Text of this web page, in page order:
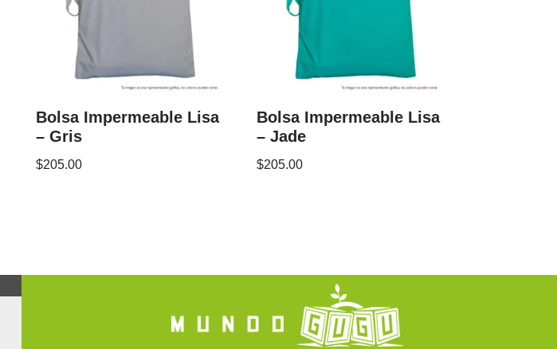
Bolsa Impermeable Lisa
– Gris
$205.00
Bolsa Impermeable Lisa
– Jade
$205.00